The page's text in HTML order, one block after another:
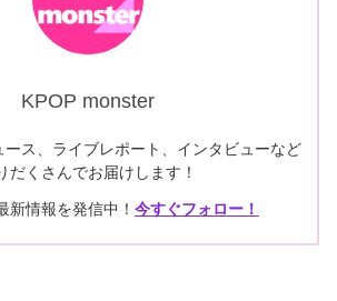
KPOP monster
ース、ライブレポート、インタビューなど
だくさんでお届けします！
情報を発信中！ 今すぐフォロー！